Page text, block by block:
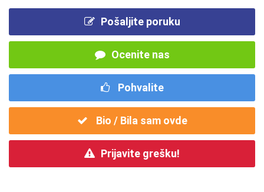
Pošaljite poruku
Ocenite nas
Pohvalite
Bio / Bila sam ovde
Prijavite grešku!